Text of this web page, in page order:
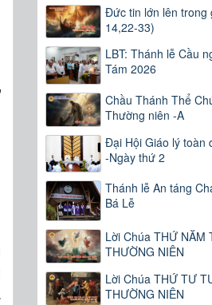
Đức tin lớn lên trong
14,22-33)
LBT: Thánh lễ Cầu
Tám 2026
Chầu Thánh Thể
Thường niên -A
Đại Hội Giáo lý toàn
-Ngày thứ 2
Thánh lễ An táng
Bá Lễ
Lời Chúa THỨ NĂM
THƯỜNG NIÊN
Lời Chúa THỨ TƯ
THƯỜNG NIÊN